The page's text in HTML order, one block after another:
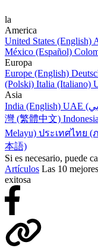
la
America
United States (English)
México (Español)
Europa
Europe (English)
(Polski) Italia (Italiano)
Asia
India (English)
灣 (繁體中文)
Melayu) ประเทศไทย (
本語)
Si es necesario, puede
Artículos Las 10
exitosa